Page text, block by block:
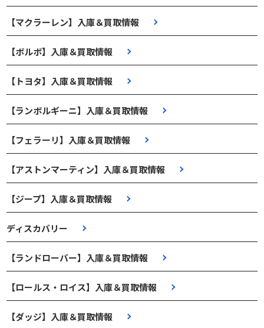
【マクラーレン】入庫＆買取情報
【ボルボ】入庫＆買取情報
【トヨタ】入庫＆買取情報
【ランボルギーニ】入庫＆買取情報
【フェラーリ】入庫＆買取情報
【アストンマーティン】入庫＆買取情報
【ジープ】入庫＆買取情報
ディスカバリー
【ランドローバー】入庫＆買取情報
【ロールス・ロイス】入庫＆買取情報
【ダッジ】入庫＆買取情報